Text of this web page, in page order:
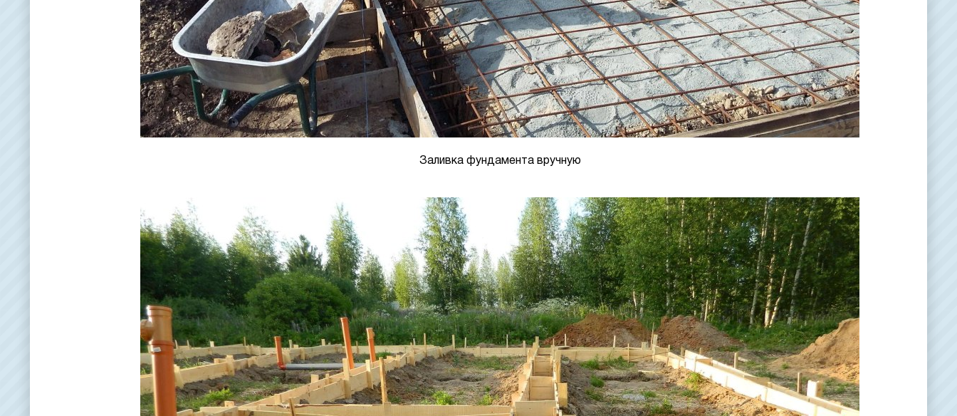
Заливка фундамента вручную